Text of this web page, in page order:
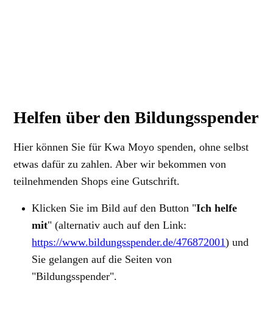
Helfen über den Bildungsspender
Hier können Sie für Kwa Moyo spenden, ohne selbst
etwas dafür zu zahlen. Aber wir bekommen von
teilnehmenden Shops eine Gutschrift.
Klicken Sie im Bild auf den Button "Ich helfe
mit" (alternativ auch auf den Link:
https://www.bildungsspender.de/476872001) und
Sie gelangen auf die Seiten von
"Bildungsspender".